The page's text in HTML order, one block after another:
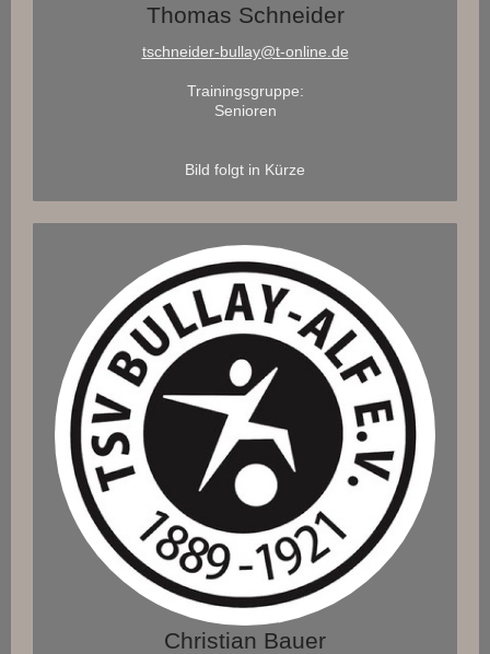
Thomas Schneider
tschneider-bullay@t-online.de
Trainingsgruppe:
Senioren
Bild folgt in Kürze
Christian Bauer